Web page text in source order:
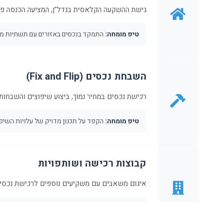
גישת ההשקעה הקלאסית בנדל"ן, המציעה הכנסה
טיפ מומחה: התמקד בנכסים באזורים עם תשתיות
השבחת נכסים (Fix and Flip)
רכישת נכסים במחיר נמוך, ביצוע שיפוצים
טיפ מומחה: הקפד על תכנון מדויק של עלויות
קבוצות רכישה ושותפויות
איגום משאבים עם משקיעים נוספים לרכישת